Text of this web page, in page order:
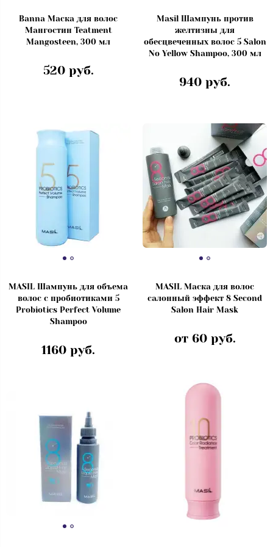
Banna Маска для волос
Мангостин Teatment
Mangosteen, 300 мл
520 руб.
Masil Шампунь против
желтизны для
обесцвеченных волос 5 Salon
No Yellow Shampoo, 300 мл
940 руб.
MASIL Шампунь для объема
волос с пробиотиками 5
Probiotics Perfect Volume
Shampoo
1160 руб.
MASIL Маска для волос
салонный эффект 8 Second
Salon Hair Mask
от 60 руб.